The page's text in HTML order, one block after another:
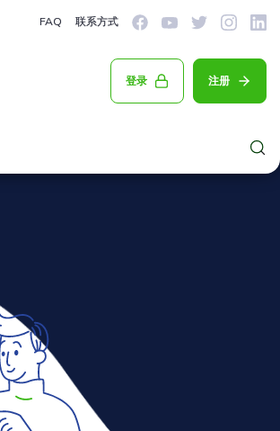
FAQ 联系方式
登录 注册